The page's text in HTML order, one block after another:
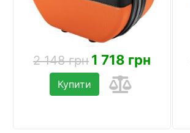
2 148 грн 1 718 грн
Купити